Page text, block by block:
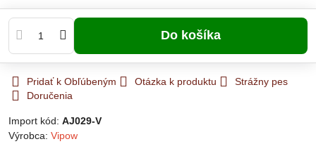
Do košíka
Pridať k Obľúbeným Otázka k produktu
Strážny pes
Doručenia
Import kód: AJ029-V
Výrobca: Vipow